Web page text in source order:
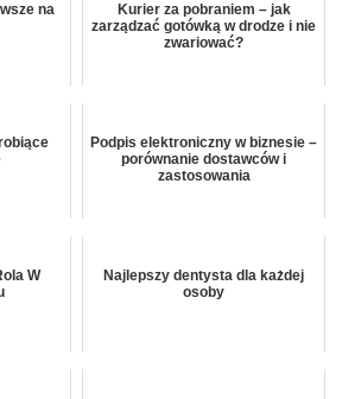
na
Kurier za pobraniem – jak
zarządzać gotówką w drodze i nie
zwariować?
Podpis elektroniczny w biznesie –
porównanie dostawców i
zastosowania
W
Najlepszy dentysta dla każdej
osoby